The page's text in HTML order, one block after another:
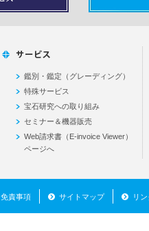
鑑別・鑑定（グレーディング）
特殊サービス
宝石研究への取り組み
セミナー＆機器販売
Web請求書（E-invoice Viewer）
ページへ
免責事項 サイトマップ リ